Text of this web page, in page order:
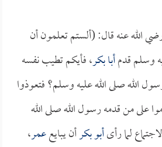
الله عنه قال: (ألستم تعلمون أن
وسلم قدمأبا بكر، فأيكم تطيب نفسه
الله صلى الله عليه وسلم؟ فتعوذوا
على من قدمه رسول الله صلى الله
لما رأىأبو بكرأن يبايععمر،